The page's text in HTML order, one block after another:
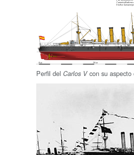
Perfil del Carlos Vcon su aspecto